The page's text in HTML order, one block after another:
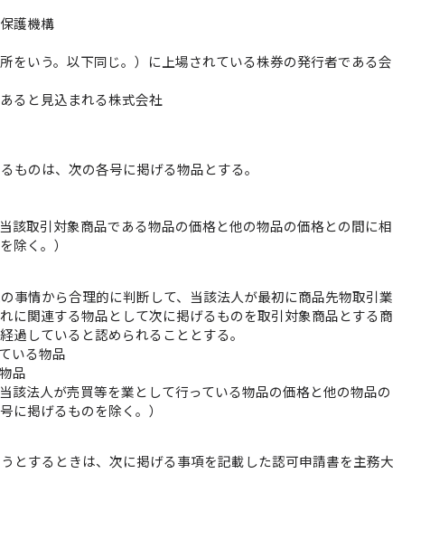
護機構
をいう。以下同じ。）に上場されている株券の発行者である会
ると見込まれる株式会社
ものは、次の各号に掲げる物品とする。
該取引対象商品である物品の価格と他の物品の価格との間に相
除く。）
事情から合理的に判断して、当該法人が最初に商品先物取引業
に関連する物品として次に掲げるものを取引対象商品とする商
過していると認められることとする。
いる物品
品
該法人が売買等を業として行っている物品の価格と他の物品の
に掲げるものを除く。）
とするときは、次に掲げる事項を記載した認可申請書を主務大